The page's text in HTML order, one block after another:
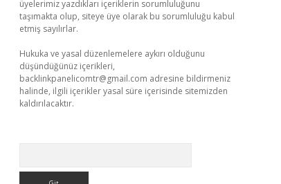
üyelerimiz yazdıkları içeriklerin sorumluluğunu
taşımakta olup, siteye üye olarak bu sorumluluğu kabul
etmiş sayılırlar.
Hukuka ve yasal düzenlemelere aykırı olduğunu
düşündüğünüz içerikleri,
backlinkpanelicomtr@gmail.com adresine bildirmeniz
halinde, ilgili içerikler yasal süre içerisinde sitemizden
kaldırılacaktır.